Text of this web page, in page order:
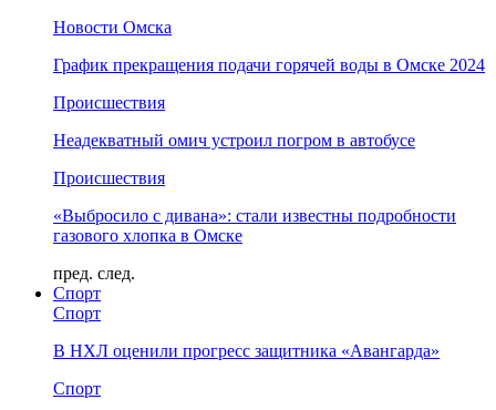
Новости Омска
График прекращения подачи горячей воды в Омске 2024
Происшествия
Неадекватный омич устроил погром в автобусе
Происшествия
«Выбросило с дивана»: стали известны подробности
газового хлопка в Омске
пред. след.
Спорт
Спорт
В НХЛ оценили прогресс защитника «Авангарда»
Спорт